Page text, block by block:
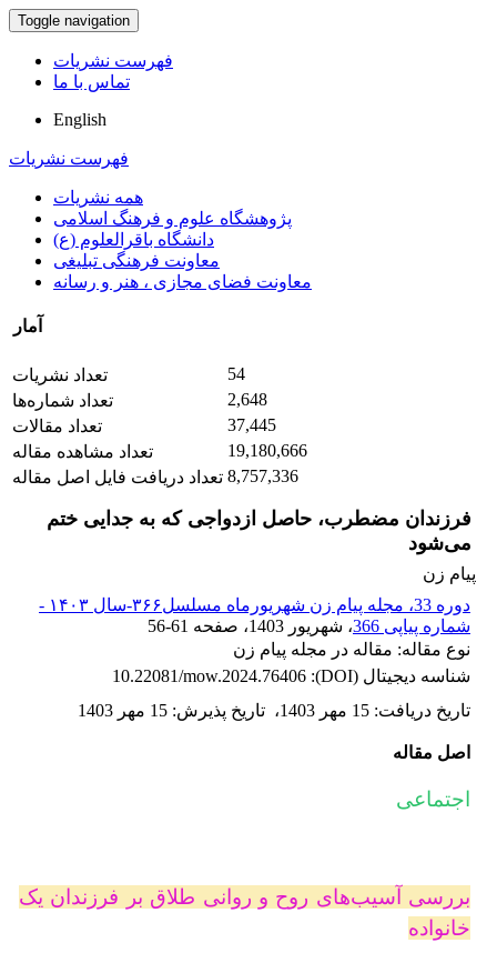
Toggle navigation
فهرست نشریات
تماس با ما
English
فهرست نشریات
همه نشریات
پژوهشگاه علوم و فرهنگ اسلامی
دانشگاه باقرالعلوم (ع)
معاونت فرهنگی تبلیغی
معاونت فضای مجازی ، هنر و رسانه
آمار
تعداد نشریات
54
تعداد شماره‌ها
2,648
تعداد مقالات
37,445
تعداد مشاهده مقاله
19,180,666
تعداد دریافت فایل اصل مقاله 8,757,336
فرزندان مضطرب، حاصل ازدواجی که به جدایی ختم
می‌شود
پیام زن
دوره 33، مجله پیام زن شهریورماه مسلسل۳۶۶-سال ۱۴۰۳ -
شماره پیاپی 366
، شهریور 1403 ، صفحه 56-61
نوع مقاله: مقاله در مجله پیام زن
شناسه دیجیتال (DOI):
10.22081/mow.2024.76406
تاریخ دریافت: 15 مهر 1403 ، تاریخ پذیرش: 15 مهر 1403
اصل مقاله
اجتماعی
بررسی آسیب‌های روح و روانی طلاق بر فرزندان یک
خانواده